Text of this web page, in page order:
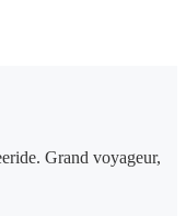
Grand voyageur,